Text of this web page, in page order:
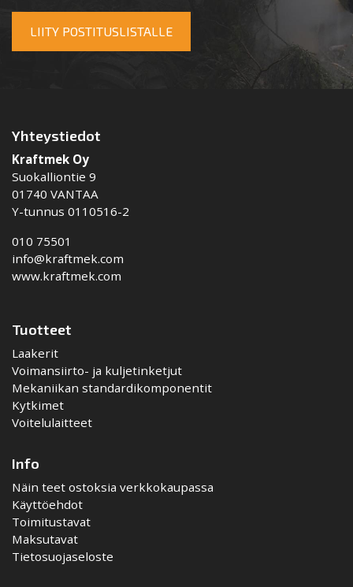
LIITY POSTITUSLISTALLE
Yhteystiedot
Kraftmek Oy
Suokalliontie 9
01740 VANTAA
Y-tunnus 0110516-2
010 75501
info@kraftmek.com
www.kraftmek.com
Tuotteet
Laakerit
Voimansiirto- ja kuljetinketjut
Mekaniikan standardikomponentit
Kytkimet
Voitelulaitteet
Info
Näin teet ostoksia verkkokaupassa
Käyttöehdot
Toimitustavat
Maksutavat
Tietosuojaseloste